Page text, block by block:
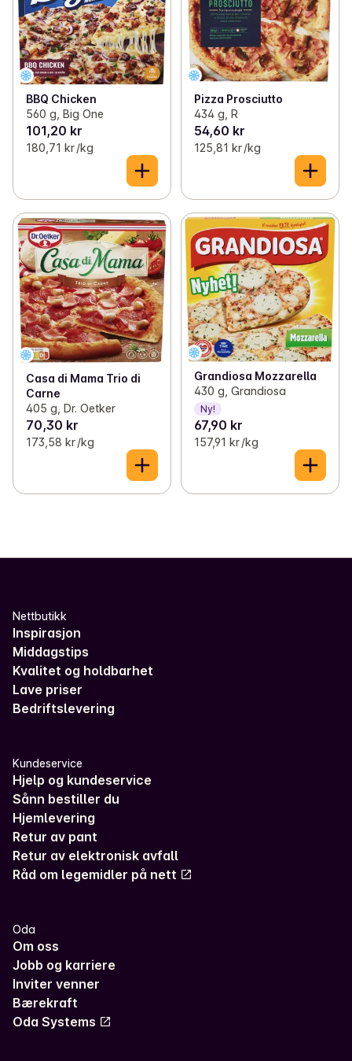
BBQ Chicken
560 g, Big One
101,20 kr
180,71 kr /kg
Pizza Prosciutto
434 g, R
54,60 kr
125,81 kr /kg
Casa di Mama Trio di
Carne
405 g, Dr. Oetker
70,30 kr
173,58 kr /kg
Grandiosa Mozzarella
430 g, Grandiosa
Ny!
67,90 kr
157,91 kr /kg
Nettbutikk
Inspirasjon
Middagstips
Kvalitet og holdbarhet
Lave priser
Bedriftslevering
Kundeservice
Hjelp og kundeservice
Sånn bestiller du
Hjemlevering
Retur av pant
Retur av elektronisk avfall
Råd om legemidler på nett
Oda
Om oss
Jobb og karriere
Inviter venner
Bærekraft
Oda Systems